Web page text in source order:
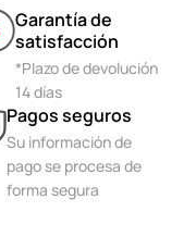
Garantía de
satisfacción
*Plazo de devolución
14 días
Pagos seguros
Su información de
pago se procesa de
forma segura